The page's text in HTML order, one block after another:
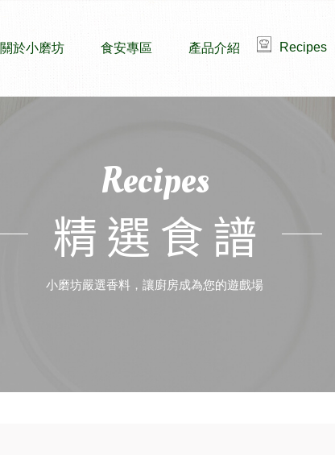
關於小磨坊 食安專區 產品介紹 Recipes
Recipes
精選食譜
小磨坊嚴選香料，讓廚房成為您的遊戲場